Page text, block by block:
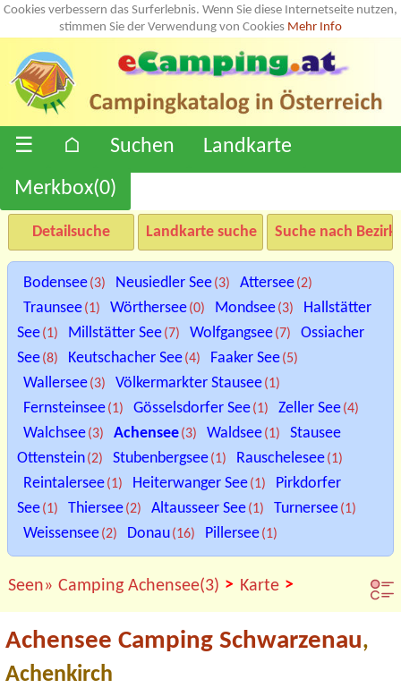
Cookies verbessern das Surferlebnis. Wenn Sie diese Internetseite nutzen,
stimmen Sie der Verwendung von Cookies Mehr Info
☰ ⌂ Suchen
Landkarte
Merkbox(0)
Detailsuche Landkarte suche Suche nach
Bodensee(3) Neusiedler See(3) Attersee(2)
Traunsee(1) Wörthersee(0) Mondsee(3)
Hallstätter
See(1) Millstätter See(7) Wolfgangsee(7)
Ossiacher
See(8) Keutschacher See(4) Faaker See(5)
Wallersee(3) Völkermarkter Stausee(1)
Fernsteinsee(1) Gösselsdorfer See(1) Zeller See(4)
Walchsee(3) Achensee(3) Waldsee(1)
Stausee
Ottenstein(2) Stubenbergsee(1) Rauschelesee(1)
Reintalersee(1) Heiterwanger See(1)
Pirkdorfer
See(1) Thiersee(2) Altausseer See(1) Turnersee(1)
Weissensee(2) Donau(16) Pillersee(1)
Seen» Camping Achensee(3) > Karte >
Achensee Camping Schwarzenau,
Achenkirch